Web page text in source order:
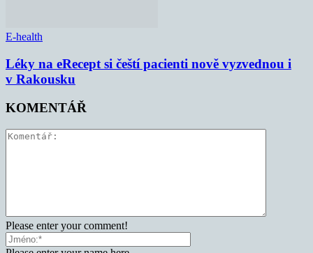
E-health
Léky na eRecept si čeští pacienti nově vyzvednou i
v Rakousku
KOMENTÁŘ
Please enter your comment!